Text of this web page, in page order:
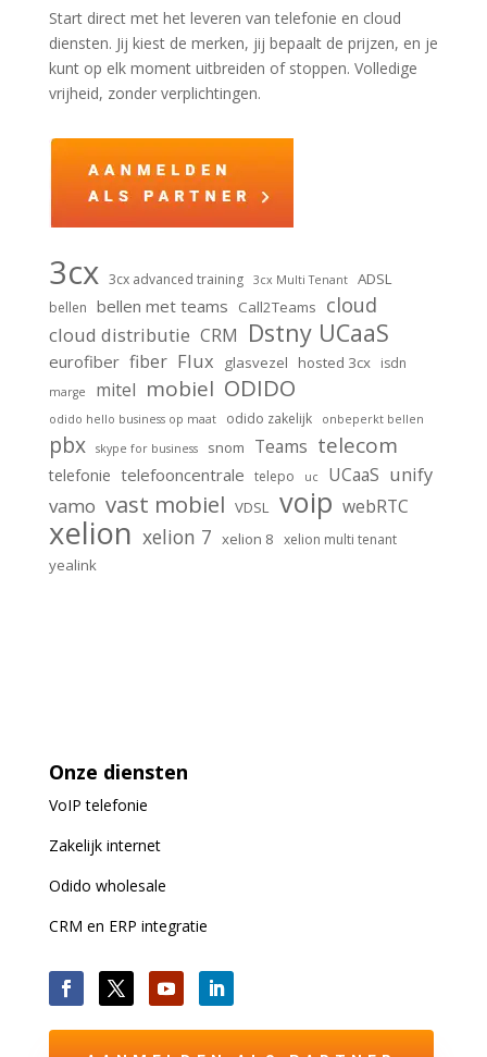
Start direct met het leveren van telefonie en cloud
diensten. Jij kiest de merken, jij bepaalt de prijzen, en je
kunt op elk moment uitbreiden of stoppen. Volledige
vrijheid, zonder verplichtingen.
3cx 3cx advanced training 3cx Multi Tenant ADSL
bellen bellen met teams Call2Teams cloud
cloud distributie CRM Dstny UCaaS
eurofiber fiber Flux glasvezel hosted 3cx isdn
marge mitel mobiel ODIDO
odido hello business op maat odido zakelijk onbeperkt bellen
pbx skype for business snom Teams telecom
telefonie telefooncentrale telepo uc UCaaS unify
vamo vast mobiel VDSL voip webRTC
xelion xelion 7 xelion 8 xelion multi tenant
yealink
Onze diensten
VoIPtelefonie
Zakelijk internet
Odido wholesale
CRM en ERP integratie